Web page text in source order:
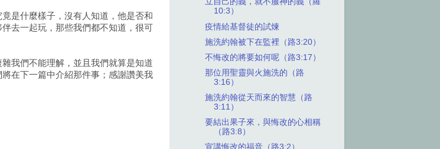
是什麼樣子，沒有人知道，他是否和
去一起玩，那些我們都不知道，很可
我們不能理解，並且我們就算是知道
在下一篇中介紹那件事；感謝讚美我
10:3）
疫情給基督徒的試煉
施洗約翰被下在監裡（路3:20）
不悔改的將要如何呢（路3:17）
那位用聖靈與火施洗的（路
3:16）
施洗約翰從天而來的智慧（路
3:11）
要結出果子來，與悔改的心相稱
（路3:8）
宣講悔改的福音（路3:2）